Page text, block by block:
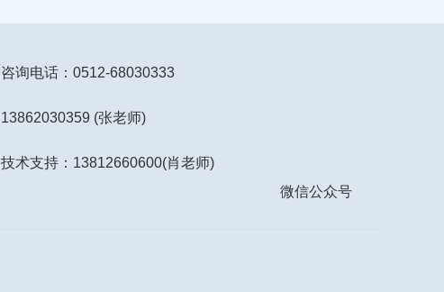
咨询电话：0512-68030333
13862030359 (张老师)
技术支持：13812660600(肖老师)
微信公众号